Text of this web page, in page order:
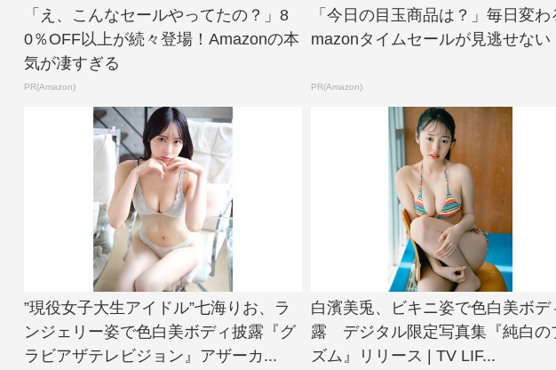
「え、こんなセールやってたの？」8
0％OFF以上が続々登場！Amazonの本
気が凄すぎる
PR(Amazon)
「今日の目玉商品は？」毎日変わ
mazonタイムセールが見逃せない
PR(Amazon)
”現役女子大生アイドル”七海りお、ラ
ンジェリー姿で色白美ボディ披露『グ
ラビアザテレビジョン』アザーカ...
白濱美兎、ビキニ姿で色白美ボデ
露 デジタル限定写真集『純白の
ズム』リリース | TV LIF...